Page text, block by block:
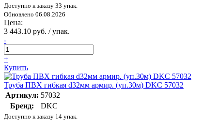
Доступно к заказу 33 упак.
Обновлено 06.08.2026
Цена:
3 443.10 руб. / упак.
-
+
Купить
Труба ПВХ гибкая d32мм армир. (уп.30м) DKC 57032
Артикул: 57032
Бренд:
DKC
Доступно к заказу 14 упак.